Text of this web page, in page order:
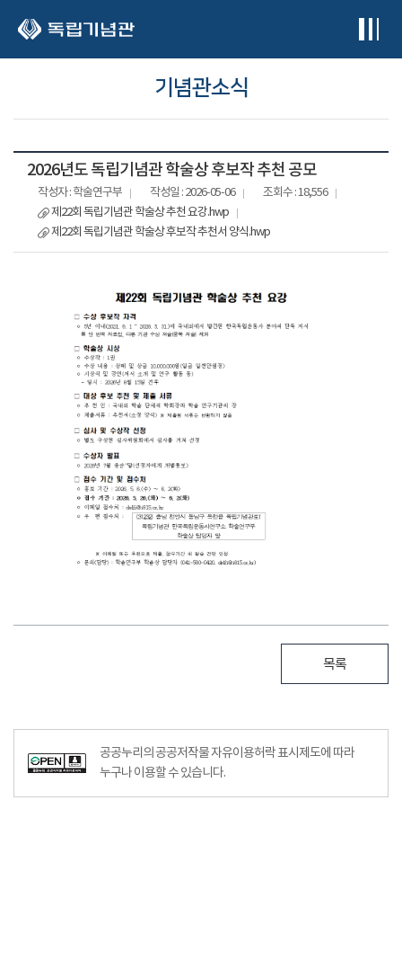
기념관소식
2026년도 독립기념관 학술상 후보작 추천 공모
작성자 : 학술연구부 작성일 : 2026-05-06
조회수 : 18,556
제22회 독립기념관 학술상 추천 요강.hwp
제22회 독립기념관 학술상 후보작 추천서 양식.hwp
목록
공공누리의 공공저작물 자유이용허락 표시제도에 따라
누구나 이용할 수 있습니다.